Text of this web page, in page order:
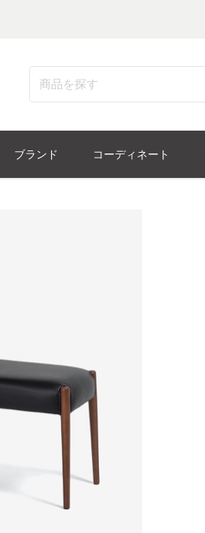
ブランド コーディネート